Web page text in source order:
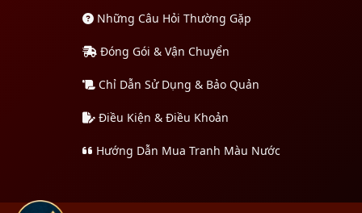
Những Câu Hỏi Thường Gặp
Đóng Gói & Vận Chuyển
Chỉ Dẫn Sử Dụng & Bảo Quản
Điều Kiện & Điều Khoản
Hướng Dẫn Mua Tranh Màu Nước